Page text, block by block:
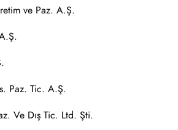
ve Paz. A.Ş.
Paz. Tic. A.Ş.
Ve Dış Tic. Ltd. Şti.